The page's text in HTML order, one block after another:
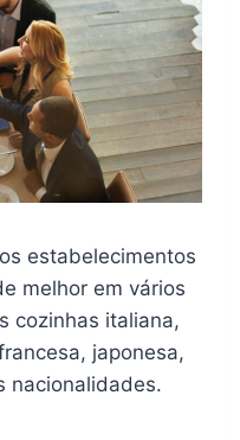
estabelecimentos
melhor em vários
cozinhas italiana,
japonesa,
nacionalidades.